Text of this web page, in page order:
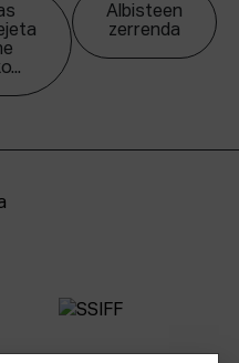
Albisteen
zerrenda